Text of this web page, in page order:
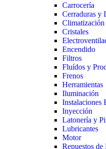
Carrocería
Cerraduras y
Climatización
Cristales
Encendido
Filtros
Fluídos y
Frenos
Herramientas
Iluminación
Instalaciones
Inyección
Latonería y
Lubricantes
Motor
Repuestos